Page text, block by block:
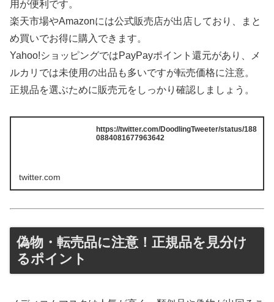
用が便利です。
楽天市場やAmazonには公式販売店が出店しており、まと
め買いでお得に購入できます。
Yahoo!ショッピングではPayPayポイント還元があり、メ
ルカリでは未使用の出品も多いですが転売価格に注意。
正規品を選ぶために販売元をしっかり確認しましょう。
https://twitter.com/DoodlingTweeter/status/188
0884081677963642
twitter.com
偽物・転売品に注意！正規品を見分け
るポイント